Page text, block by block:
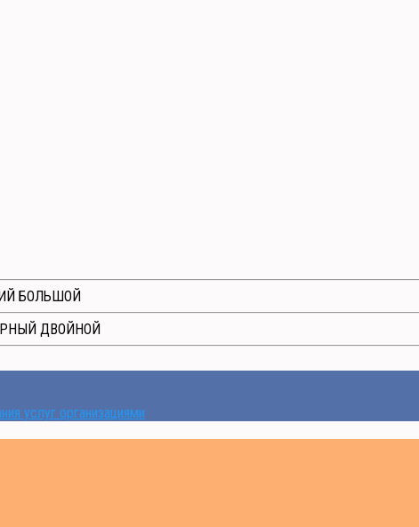
БОЛЬШОЙ
ДВОЙНОЙ
услуг организациями